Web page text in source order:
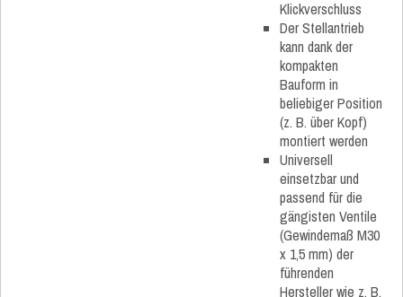
Klickverschluss
Der Stellantrieb
kann dank der
kompakten
Bauform in
beliebiger Position
(z. B. über Kopf)
montiert werden
Universell
einsetzbar und
passend für die
gängisten Ventile
(Gewindemaß M30
x 1,5 mm) der
führenden
Hersteller wie z. B.